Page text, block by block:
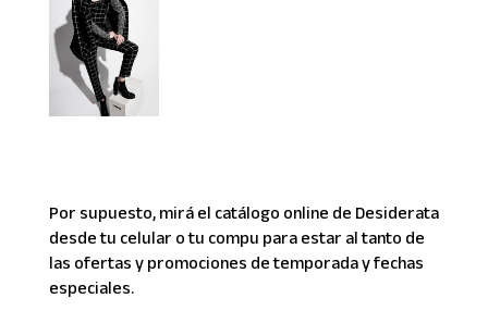
Por supuesto, mirá el catálogo online de Desiderata
desde tu celular o tu compu para estar al tanto de
las ofertas y promociones de temporada y fechas
especiales.